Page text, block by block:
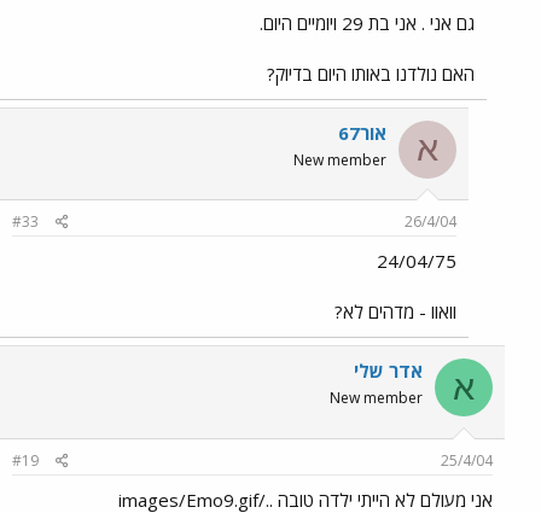
גם אני . אני בת 29 ויומיים היום.
האם נולדנו באותו היום בדיוק?
א אור67
New member
26/4/04
#33
24/04/75
וואוו - מדהים לא?
א אדר שלי
New member
25/4/04
#19
אני מעולם לא הייתי ילדה טובה ../images/Emo9.gif